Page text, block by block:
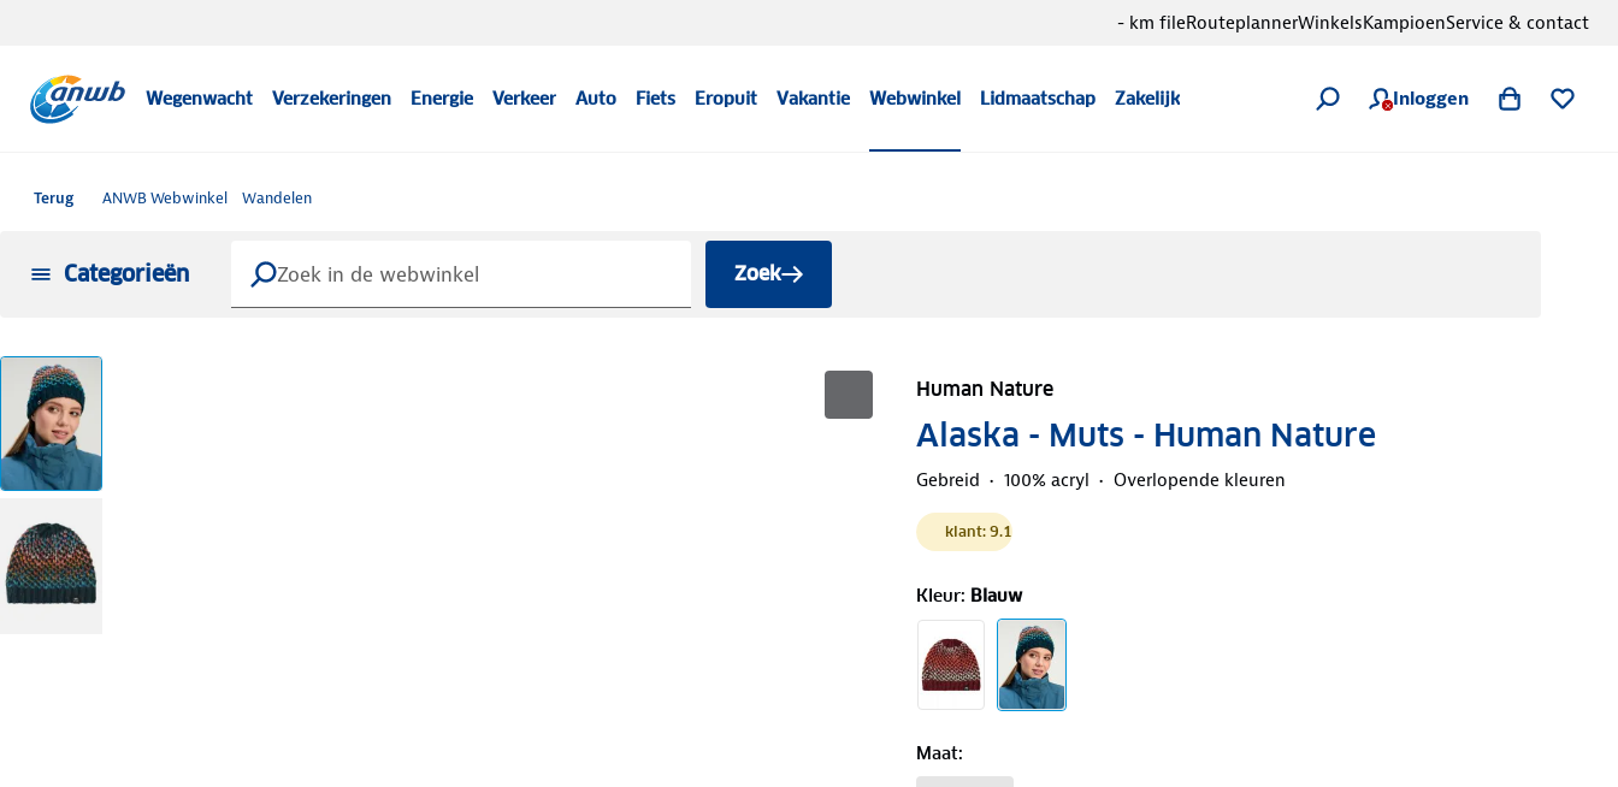
Wegenwacht Verzekeringen Energie Verkeer Auto Fiets Eropuit Vakantie Webwinkel Lidmaatschap Zakelijk Inloggen
- km fileRouteplannerWinkelsKampioenService & contact
Terug ANWB Webwinkel Wandelen
Categorieën Zoek
Human Nature
Alaska - Muts - Human Nature
Gebreid 100% acryl Overlopende kleuren
klant: 9.1
Kleur: Blauw
Maat: